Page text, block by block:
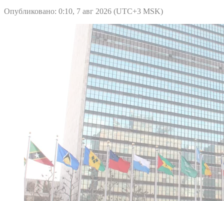
Опубликовано: 0:10, 7 авг 2026 (UTC+3 MSK)